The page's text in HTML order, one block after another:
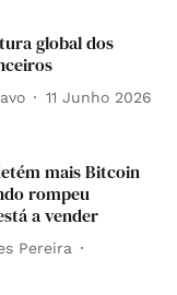
global dos
11 Junho 2026
mais Bitcoin
rompeu
a vender
Pereira